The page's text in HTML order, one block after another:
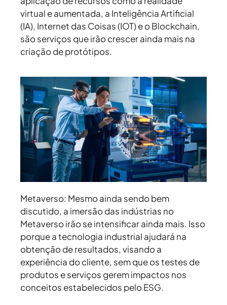
virtual e aumentada, a Inteligência Artificial
(IA), Internet das Coisas (IOT) e o Blockchain,
são serviços que irão crescer ainda mais na
criação de protótipos.
Metaverso: Mesmo ainda sendo bem
discutido, a imersão das indústrias no
Metaverso irão se intensificar ainda mais. Isso
porque a tecnologia industrial ajudará na
obtenção de resultados, visando a
experiência do cliente, sem que os testes de
produtos e serviços gerem impactos nos
conceitos estabelecidos pelo ESG.